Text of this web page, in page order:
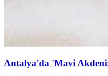
Antalya'da 'Mavi